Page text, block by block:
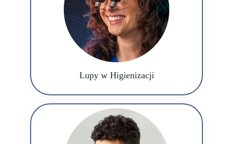
Lupy w Higienizacji